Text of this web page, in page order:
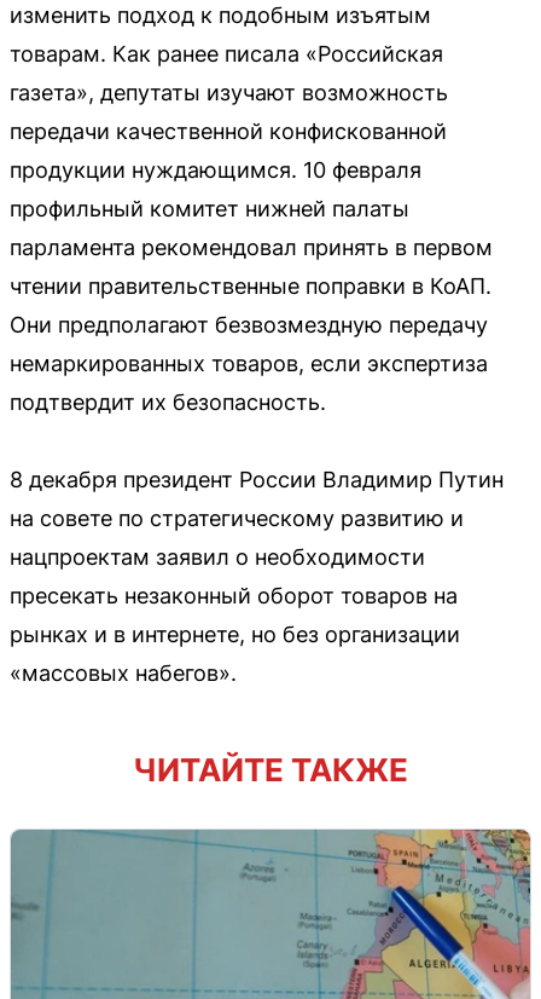
изменить подход к подобным изъятым
товарам. Как ранее писала «Российская
газета», депутаты изучают возможность
передачи качественной конфискованной
продукции нуждающимся. 10 февраля
профильный комитет нижней палаты
парламента рекомендовал принять в первом
чтении правительственные поправки в КоАП.
Они предполагают безвозмездную передачу
немаркированных товаров, если экспертиза
подтвердит их безопасность.
8 декабря президент России Владимир Путин
на совете по стратегическому развитию и
нацпроектам заявил о необходимости
пресекать незаконный оборот товаров на
рынках и в интернете, но без организации
«массовых набегов».
ЧИТАЙТЕ ТАКЖЕ